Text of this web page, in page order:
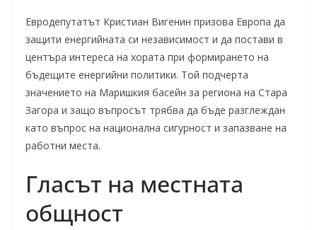
Евродепутатът Кристиан Вигенин призова Европа да
защити енергийната си независимост и да постави в
центъра интереса на хората при формирането на
бъдещите енергийни политики. Той подчерта
значението на Маришкия басейн за региона на Стара
Загора и защо въпросът трябва да бъде разглеждан
като въпрос на национална сигурност и запазване на
работни места.
Гласът на местната
общност